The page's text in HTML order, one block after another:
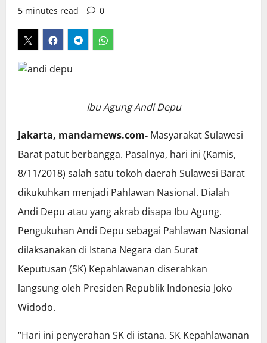
5 minutes read
0
Ibu Agung Andi Depu
Jakarta, mandarnews.com- Masyarakat Sulawesi
Barat patut berbangga. Pasalnya, hari ini (Kamis,
8/11/2018) salah satu tokoh daerah Sulawesi Barat
dikukuhkan menjadi Pahlawan Nasional. Dialah
Andi Depu atau yang akrab disapa Ibu Agung.
Pengukuhan Andi Depu sebagai Pahlawan Nasional
dilaksanakan di Istana Negara dan Surat
Keputusan (SK) Kepahlawanan diserahkan
langsung oleh Presiden Republik Indonesia Joko
Widodo.
“Hari ini penyerahan SK di istana. SK Kepahlawanan